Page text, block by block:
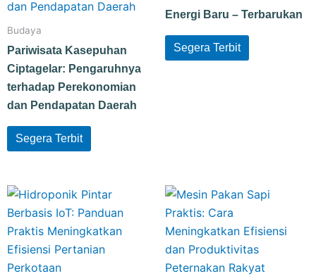
Budaya
Pariwisata Kasepuhan
Ciptagelar: Pengaruhnya
terhadap Perekonomian
dan Pendapatan Daerah
Segera Terbit
Energi Baru – Terbarukan
Segera Terbit